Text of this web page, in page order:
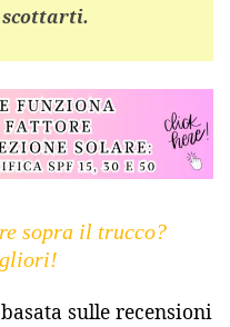
scottarti.
sopra il trucco?
sulle recensioni